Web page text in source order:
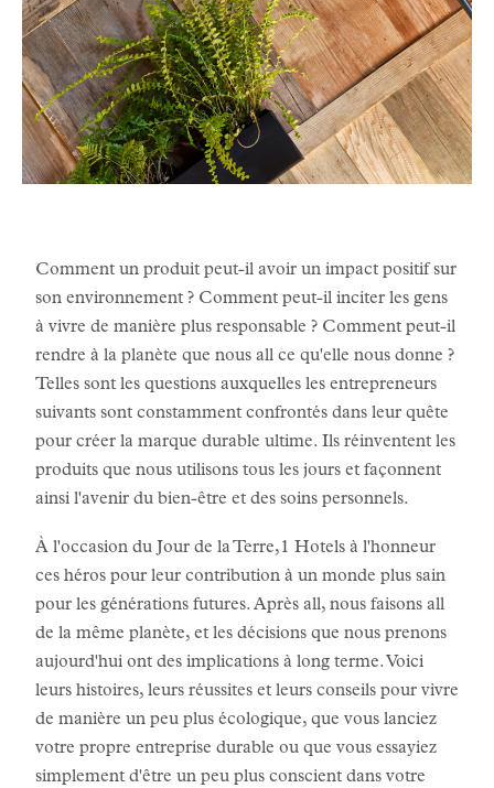
Comment un produit peut-il avoir un impact positif sur
son environnement ? Comment peut-il inciter les gens
à vivre de manière plus responsable ? Comment peut-il
rendre à la planète que nous all ce qu'elle nous donne ?
Telles sont les questions auxquelles les entrepreneurs
suivants sont constamment confrontés dans leur quête
pour créer la marque durable ultime. Ils réinventent les
produits que nous utilisons tous les jours et façonnent
ainsi l'avenir du bien-être et des soins personnels.
À l'occasion du Jour de la Terre,1 Hotels à l'honneur
ces héros pour leur contribution à un monde plus sain
pour les générations futures. Après all, nous faisons all
de la même planète, et les décisions que nous prenons
aujourd'hui ont des implications à long terme. Voici
leurs histoires, leurs réussites et leurs conseils pour vivre
de manière un peu plus écologique, que vous lanciez
votre propre entreprise durable ou que vous essayiez
simplement d'être un peu plus conscient dans votre